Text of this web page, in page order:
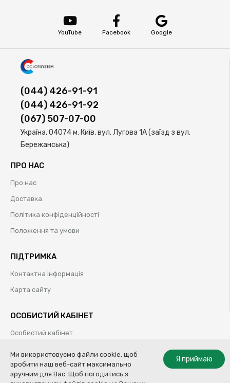
YouTube Facebook Google
(044) 426-91-91
(044) 426-91-92
(067) 507-07-00
Україна, 04074 м. Київ, вул. Лугова 1А (заїзд з вул.
Бережанська)
ПРО НАС
Про нас
Доставка
Політика конфіденційності
Положення та умови
ПІДТРИМКА
Контактна інформація
Карта сайту
ОСОБИСТИЙ КАБІНЕТ
Особистий кабінет
Обрані товари
Я приймаю
Ми використовуємо файли cookie, щоб
зробити наш веб-сайт максимально
зручним для Вас. Щоб погодитись з